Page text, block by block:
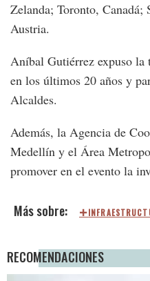
Zelanda; Toronto,
Austria.
Aníbal Gutiérrez expuso la
en los últimos 20 años y
Alcaldes.
Además, la Agencia de
Medellín y el Área
promover en el evento la
RECOMENDACIONES